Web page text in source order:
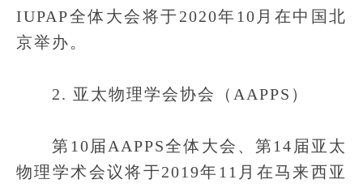
IUPAP全体大会将于2020年10月在中国北
京举办。
2. 亚太物理学会协会（AAPPS）
第10届AAPPS全体大会、第14届亚太
物理学术会议将于2019年11月在马来西亚